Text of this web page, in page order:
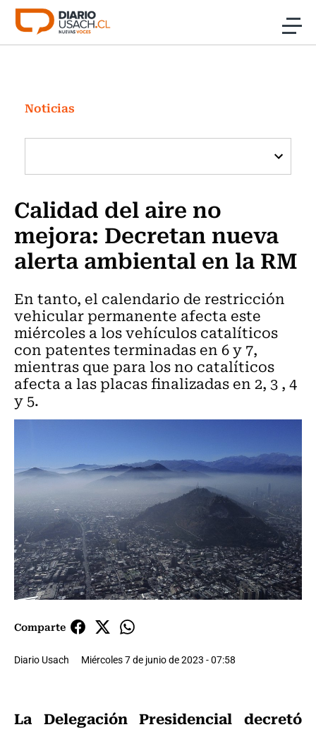
Click acá para ir directamente al contenido
Investigación
Cultura
Programas Radio y TV Usach
Noticias
Calidad del aire no
mejora: Decretan nueva
alerta ambiental en la RM
En tanto, el calendario de restricción
vehicular permanente afecta este
miércoles a los vehículos catalíticos
con patentes terminadas en 6 y 7,
mientras que para los no catalíticos
afecta a las placas finalizadas en 2, 3 , 4
y 5.
Comparte
Diario Usach Miércoles 7 de junio de 2023 - 07:58
La Delegación Presidencial decretó